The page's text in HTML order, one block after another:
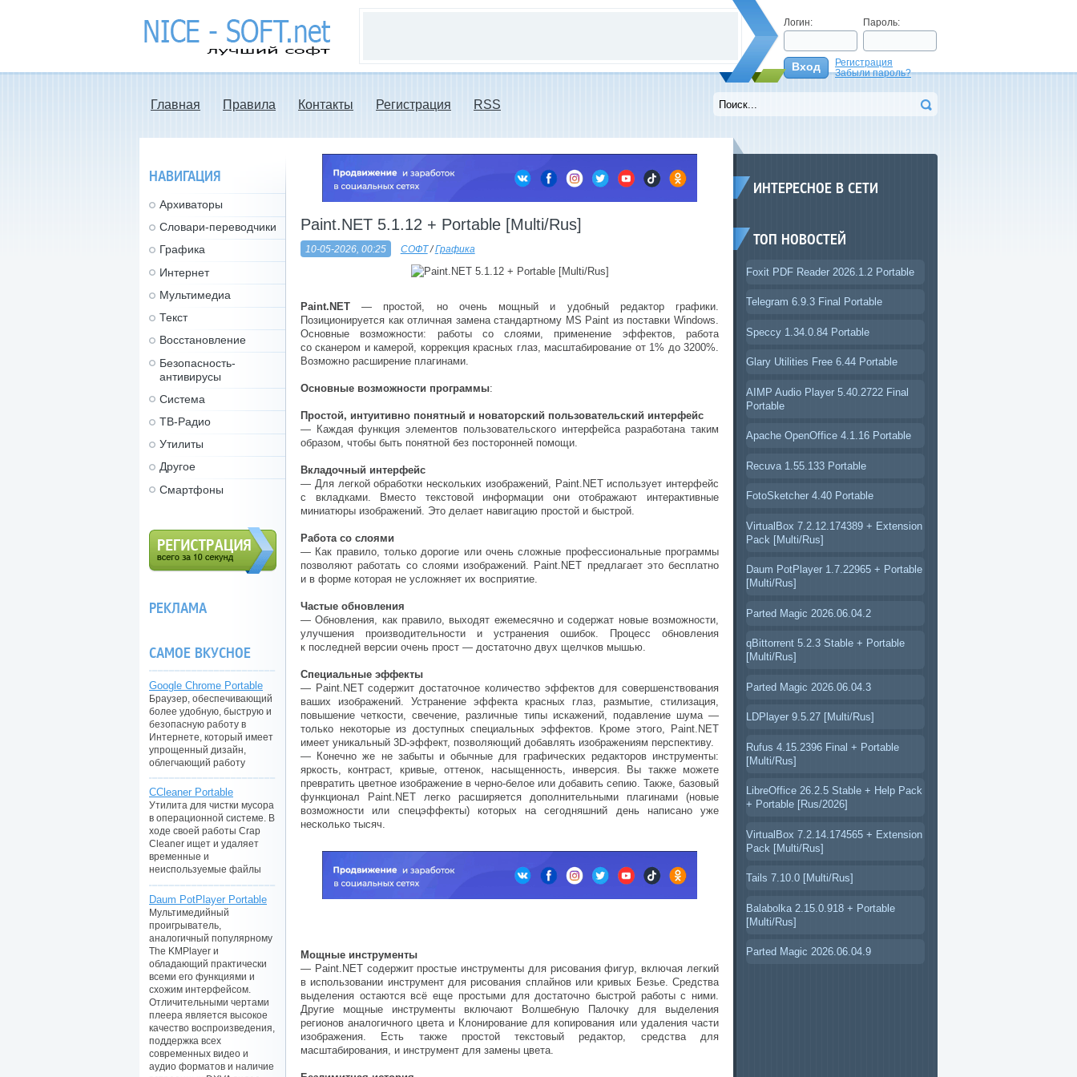
nice-soft.net -
лучший софт
Логин: Пароль:
Вход
Регистрация
Забыли пароль?
Главная Правила Контакты Регистрация RSS
Paint.NET 5.1.12 + Portable [Multi/Rus]
10-05-2026, 00:25 СОФТ/Графика
Paint.NET — простой, но очень мощный и удобный редактор графики.
Позиционируется как отличная замена стандартному MS Paint из поставки Windows.
Основные возможности: работы со слоями, применение эффектов, работа
со сканером и камерой, коррекция красных глаз, масштабирование от 1% до 3200%.
Возможно расширение плагинами.
Основные возможности программы:
Простой, интуитивно понятный и новаторский пользовательский интерфейс
— Каждая функция элементов пользовательского интерфейса разработана таким
образом, чтобы быть понятной без посторонней помощи.
Вкладочный интерфейс
— Для легкой обработки нескольких изображений, Paint.NET использует интерфейс
с вкладками. Вместо текстовой информации они отображают интерактивные
миниатюры изображений. Это делает навигацию простой и быстрой.
Работа со слоями
— Как правило, только дорогие или очень сложные профессиональные программы
позволяют работать со слоями изображений. Paint.NET предлагает это бесплатно
и в форме которая не усложняет их восприятие.
Частые обновления
— Обновления, как правило, выходят ежемесячно и содержат новые возможности,
улучшения производительности и устранения ошибок. Процесс обновления
к последней версии очень прост — достаточно двух щелчков мышью.
Специальные эффекты
— Paint.NET содержит достаточное количество эффектов для совершенствования
ваших изображений. Устранение эффекта красных глаз, размытие, стилизация,
повышение четкости, свечение, различные типы искажений, подавление шума —
только некоторые из доступных специальных эффектов. Кроме этого, Paint.NET
имеет уникальный 3D-эффект, позволяющий добавлять изображениям перспективу.
— Конечно же не забыты и обычные для графических редакторов инструменты:
яркость, контраст, кривые, оттенок, насыщенность, инверсия. Вы также можете
превратить цветное изображение в черно-белое или добавить сепию. Также, базовый
функционал Paint.NET легко расширяется дополнительными плагинами (новые
возможности или спецэффекты) которых на сегодняшний день написано уже
несколько тысяч.
Мощные инструменты
— Paint.NET содержит простые инструменты для рисования фигур, включая легкий
в использовании инструмент для рисования сплайнов или кривых Безье. Средства
выделения остаются всё еще простыми для достаточно быстрой работы с ними.
Другие мощные инструменты включают Волшебную Палочку для выделения
регионов аналогичного цвета и Клонирование для копирования или удаления части
изображения. Есть также простой текстовый редактор, средства для
масштабирования, и инструмент для замены цвета.
ИНТЕРЕСНОЕ В СЕТИ
ТОП НОВОСТЕЙ
Foxit PDF Reader 2026.1.2 Portable
Telegram 6.9.3 Final Portable
Speccy 1.34.0.84 Portable
Glary Utilities Free 6.44 Portable
AIMP Audio Player 5.40.2722 Final
Portable
Apache OpenOffice 4.1.16 Portable
Recuva 1.55.133 Portable
FotoSketcher 4.40 Portable
VirtualBox 7.2.12.174389 + Extension
Pack [Multi/Rus]
Daum PotPlayer 1.7.22965 + Portable
[Multi/Rus]
Parted Magic 2026.06.04.2
qBittorrent 5.2.3 Stable + Portable
[Multi/Rus]
Parted Magic 2026.06.04.3
LDPlayer 9.5.27 [Multi/Rus]
Rufus 4.15.2396 Final + Portable
[Multi/Rus]
LibreOffice 26.2.5 Stable + Help Pack
+ Portable [Rus/2026]
VirtualBox 7.2.14.174565 + Extension
Pack [Multi/Rus]
Tails 7.10.0 [Multi/Rus]
Balabolka 2.15.0.918 + Portable
[Multi/Rus]
Parted Magic 2026.06.04.9
НАВИГАЦИЯ
Архиваторы
Словари-переводчики
Графика
Интернет
Мультимедиа
Текст
Восстановление
Безопасность-
антивирусы
Система
ТВ-Радио
Утилиты
Другое
Смартфоны
РЕКЛАМА
САМОЕ ВКУСНОЕ
Google Chrome Portable
Браузер, обеспечивающий
более удобную, быструю и
безопасную работу в
Интернете, который имеет
упрощенный дизайн,
облегчающий работу
CCleaner Portable
Утилита для чистки мусора
в операционной системе. В
ходе своей работы Crap
Cleaner ищет и удаляет
временные и
неиспользуемые файлы
Daum PotPlayer Portable
Мультимедийный
проигрыватель,
аналогичный популярному
The KMPlayer и
обладающий практически
всеми его функциями и
схожим интерфейсом.
Отличительными чертами
плеера является высокое
качество воспроизведения,
поддержка всех
современных видео и
аудио форматов и наличие